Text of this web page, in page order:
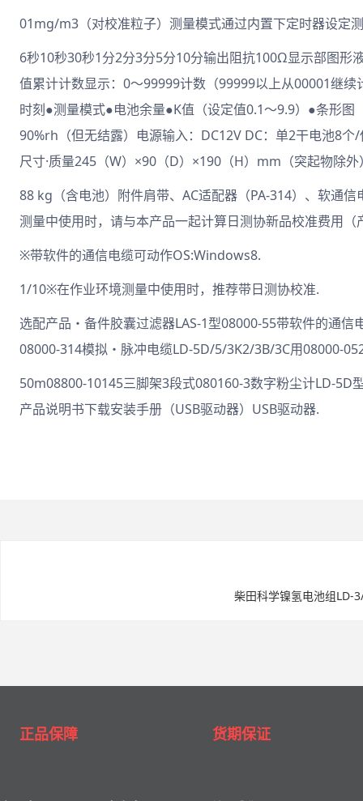
01mg/m3（对校准粒子）测量模式通过内置下定时器设定
6秒10秒30秒1分2分3分5分10分输出阻抗100Ω显示部图形
值累计计数显示：0～99999计数（99999以上从00001继
时刻●测量模式●电池余量●K值（设定值0.1～9.9）●条形
90%rh（但无结露）电源输入：DC12V DC：单2干电池8
尺寸·质量245（W）×90（D）×190（H）mm（突起物除外
88 kg（含电池）附件肩带、AC适配器（PA-314）、软通
测量中使用时，请与本产品一起计算日测协新品校准费用
※带软件的通信电缆可动作OS:Windows8.
1/10※在作业环境测量中使用时，推荐带日测协校准.
选配产品・备件胶囊过滤器LAS-1型08000-55带软件的通
08000-314模拟・脉冲电缆LD-5D/5/3K2/3B/3C用08000-
50m08800-10145三脚架3段式080160-3数字粉尘计LD-5D
产品说明书下载安装手册（USB驱动器）USB驱动器.
柴田科学镍氢电池组LD-
正品保障 货期保证